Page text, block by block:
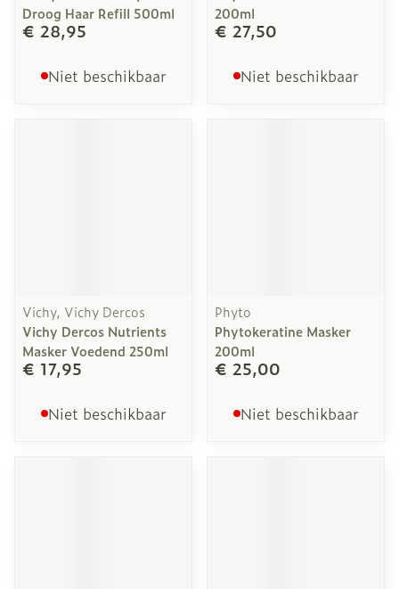
Droog Haar Refill 500ml
€ 28,95
Niet beschikbaar
200ml
€ 27,50
Niet beschikbaar
Vichy, Vichy Dercos
Vichy Dercos Nutrients
Masker Voedend 250ml
€ 17,95
Niet beschikbaar
Phyto
Phytokeratine Masker
200ml
€ 25,00
Niet beschikbaar